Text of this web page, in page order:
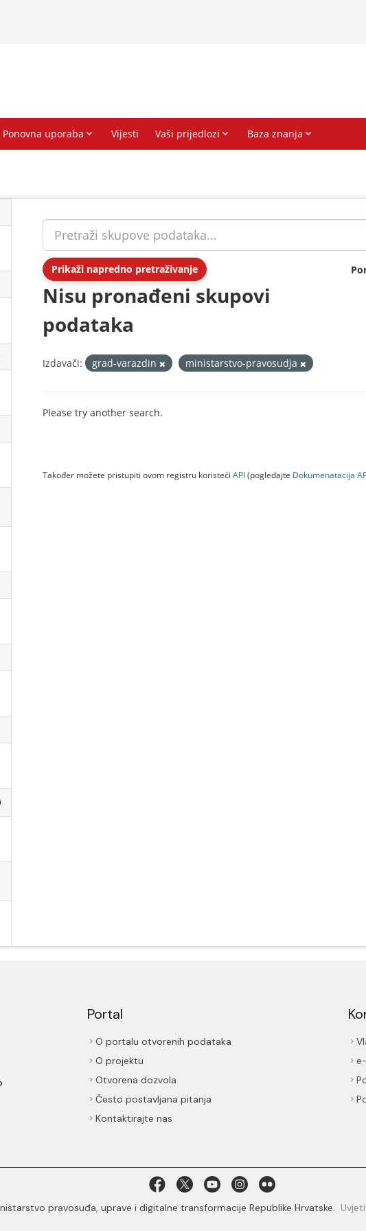
Prikaži napredno pretraživanje
Nisu pronađeni skupovi
podataka
Izdavači: grad-varazdin ministarstvo-pravosudja
Please try another search.
Također možete pristupiti ovom registru koristeći API(pogledajte Dokumenаtаcijа